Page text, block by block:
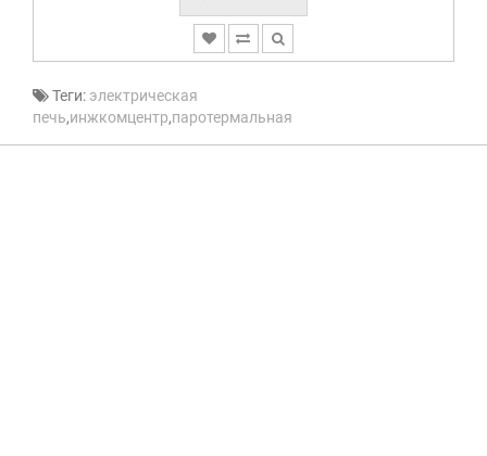
Теги: электрическая
печь,инжкомцентр,паротермальная